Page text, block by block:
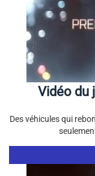
Vidéo du
Des véhicules qui